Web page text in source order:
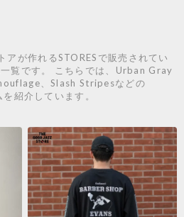
アが作れるSTORESで販売されてい
覧です。 こちらでは、Urban Gray
、Slash Stripesなどの
紹介しています。